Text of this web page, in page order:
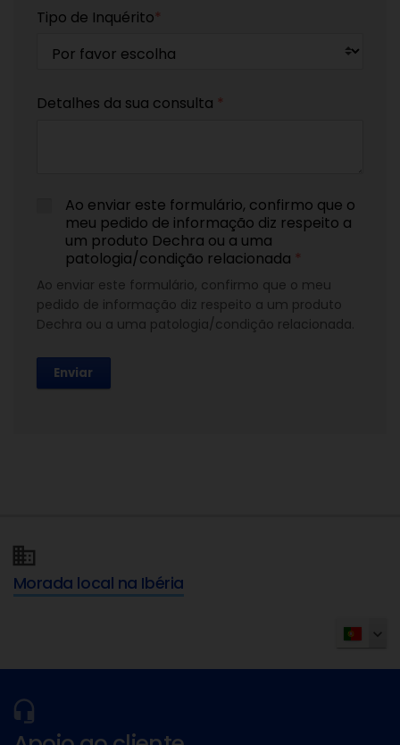
Tipo de Inquérito*
Detalhes da sua consulta *
Ao enviar este formulário, confirmo que o
meu pedido de informação diz respeito a
um produto Dechra ou a uma
patologia/condição relacionada *
Ao enviar este formulário, confirmo que o meu
pedido de informação diz respeito a um produto
Dechra ou a uma patologia/condição relacionada.
Enviar
Morada local na Ibéria